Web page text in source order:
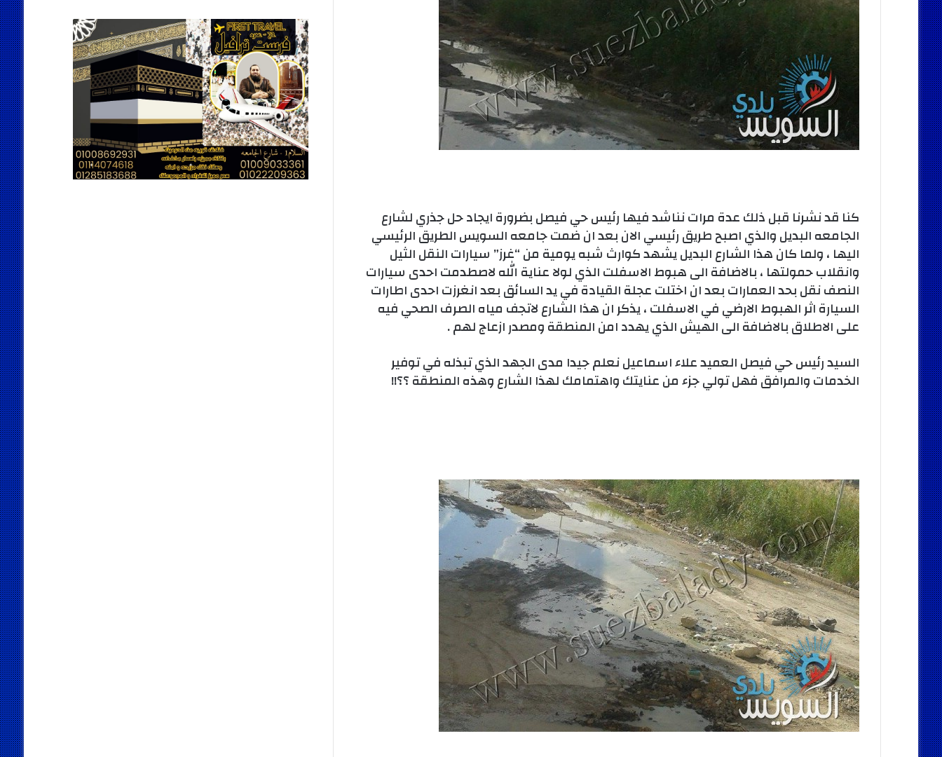
كنا قد نشرنا قبل ذلك عدة مرات نناشد فيها رئيس حي فيصل بضرورة ايجاد حل جذري لشارع
الجامعه البديل والذي اصبح طريق رئيسي الان بعد ان ضمت جامعه السويس الطريق الرئيسي
اليها ، ولما كان هذا الشارع البديل يشهد كوارث شبه يومية من “غرز” سيارات النقل الثيل
وانقلاب حمولتها ، بالاضافة الى هبوط الاسفلت الذي لولا عناية الله لاصطدمت احدى سيارات
النصف نقل بحد العمارات بعد ان اختلت عجلة القيادة في يد السائق بعد انغرزت احدى اطارات
السيارة اثر الهبوط الارضي في الاسفلت ، يذكر ان هذا الشارع لاتجف مياه الصرف الصحي فيه
على الاطلاق بالاضافة الى الهيش الذي يهدد امن المنطقة ومصدر ازعاج لهم .
السيد رئيس حي فيصل العميد علاء اسماعيل نعلم جيدا مدى الجهد الذي تبذله في توفير
الخدمات والمرافق فهل تولي جزء من عنايتك واهتمامك لهذا الشارع وهذه المنطقة ؟؟!!